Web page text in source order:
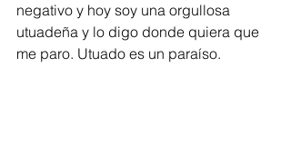
negativo y hoy soy una orgullosa
utuadeña y lo digo donde quiera que
me paro. Utuado es un paraíso.